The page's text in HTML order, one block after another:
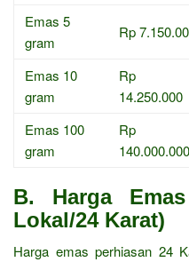
Emas 5
gram
Rp
Emas 10
gram
Rp
14.250.000
Emas 100
gram
Rp
140.000.000
B. Harga
Lokal/24 Karat)
Harga emas perhiasan 24